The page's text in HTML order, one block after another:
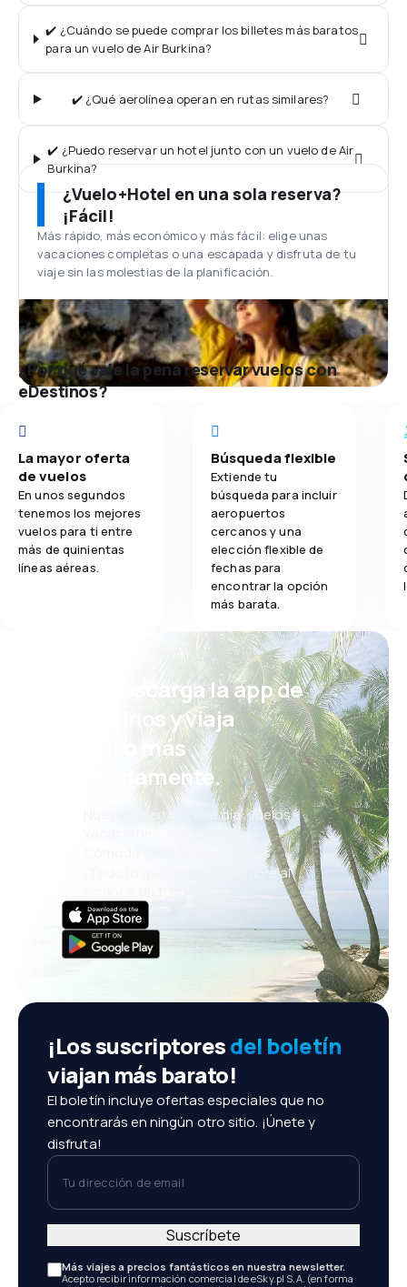
✔️ ¿Cuándo se puede comprar los billetes más baratos
para un vuelo de Air Burkina?
✔️ ¿Qué aerolínea operan en rutas similares?
✔️ ¿Puedo reservar un hotel junto con un vuelo de Air
Burkina?
¿Vuelo+Hotel en una sola reserva?
¡Fácil!
Más rápido, más económico y más fácil: elige unas
vacaciones completas o una escapada y disfruta de tu
viaje sin las molestias de la planificación.
¿Por qué vale la pena reservar vuelos con
eDestinos?
La mayor oferta
de vuelos
En unos segundos
tenemos los mejores
vuelos para ti entre
más de quinientas
líneas aéreas.
Búsqueda flexible
Extiende tu
búsqueda para incluir
aeropuertos
cercanos y una
elección flexible de
fechas para
encontrar la opción
más barata.
¡Eh! Descarga la app de
eDestinos y viaja
incluso más
cómodamente.
Nuevas ofertas cada día: vuelos,
vacaciones, escapadas
Cómoda gestión de reservas
¡Todo lo que importa, siempre al
¡Los suscriptoresdel boletín
viajan más barato!
El boletín incluye ofertas especiales que no
encontrarás en ningún otro sitio. ¡Únete y
disfruta!
Tu dirección de email
Más viajes a precios fantásticos en nuestra newsletter.
Acepto recibir información comercial de eSky.pl S.A. (en forma
Suscríbete